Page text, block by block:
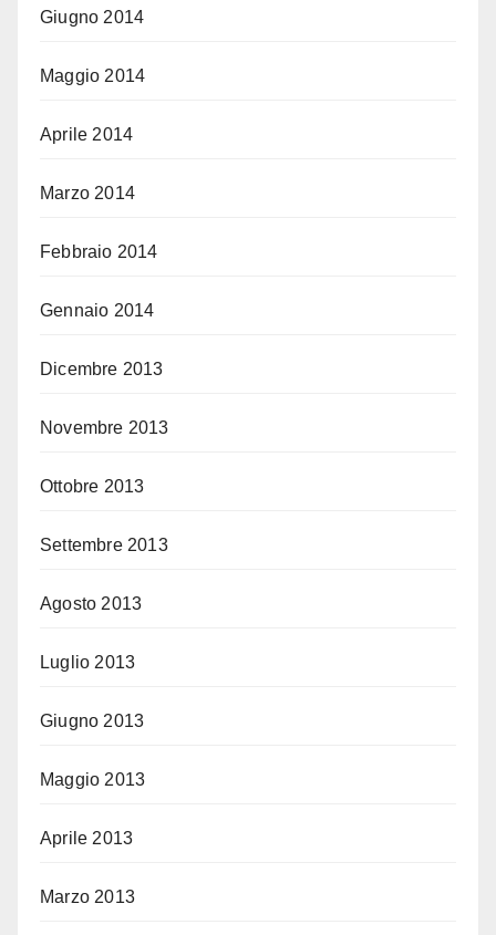
Giugno 2014
Maggio 2014
Aprile 2014
Marzo 2014
Febbraio 2014
Gennaio 2014
Dicembre 2013
Novembre 2013
Ottobre 2013
Settembre 2013
Agosto 2013
Luglio 2013
Giugno 2013
Maggio 2013
Aprile 2013
Marzo 2013